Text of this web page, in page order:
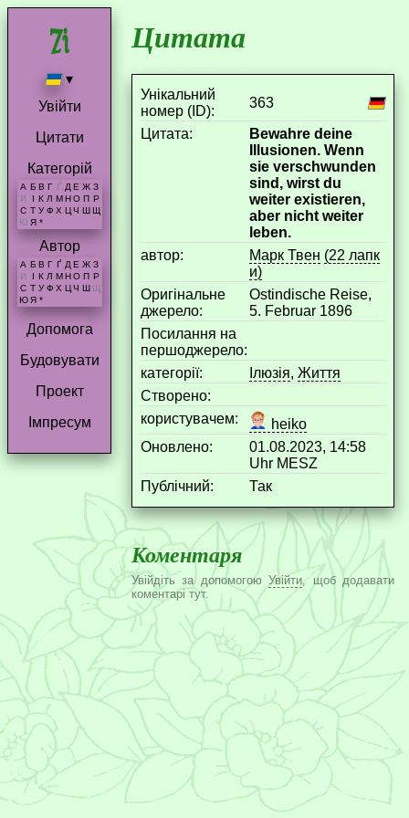
▾
Увійти
Цитати
Категорій
А Б В Г Ґ Д Е Ж З
И
І К Л М Н О П Р
С Т У Ф Х Ц Ч Ш Щ
Ю Я *
Автор
А Б В Г Ґ Д Е Ж З
И
К Л М Н О П Р
С Т У Ф Х Ц Ч Ш Щ
Ю Я *
Допомога
Будовувати
Проект
Імпресум
Цитата
Унікальний
номер (ID):
363
Цитата:
Bewahre deine
Illusionen. Wenn
sie verschwunden
sind, wirst du
weiter existieren,
aber nicht weiter
leben.
aвтор:
Марк Твен (22 лапк
и)
Оригінальне
джерело:
Ostindische Reise,
5. Februar 1896
Посилання на
першоджерело:
категорії:
Ілюзія, Життя
Створено:
користувачем:
heiko
Оновлено:
01.08.2023, 14:58
Uhr MESZ
Публічний:
Так
Коментаря
Увійдіть за допомогоюУвійти, щоб додавати
коментарі тут.